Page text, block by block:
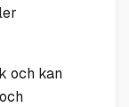
och kan